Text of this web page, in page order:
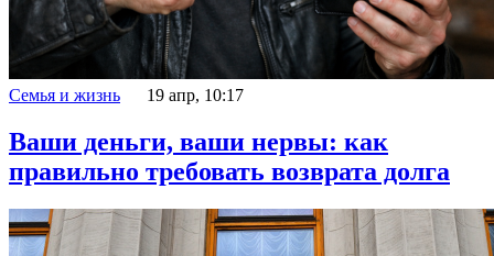
Семья и жизнь 19 апр, 10:17
Ваши деньги, ваши нервы: как
правильно требовать возврата долга